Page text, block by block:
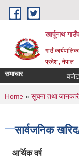
Skip to main content
खार्पूनाथ
गाउँ
प्रदेश , नेपाल
समाचार वजेट
You are
Home » सूचना तथा
सार्वजनिक
आर्थिक वर्ष